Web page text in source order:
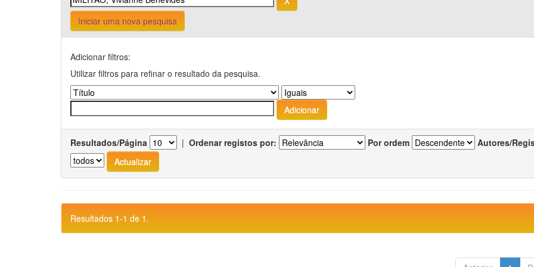
Iniciar uma nova pesquisa
Adicionar filtros:
Utilizar filtros para refinar o resultado da pesquisa.
Resultados/Página | Ordenar registos por: Por ordem Autores/
Resultados 1-1 de 1.